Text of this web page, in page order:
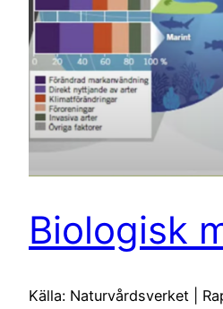
Biologisk
Källa: Naturvårdsverket |